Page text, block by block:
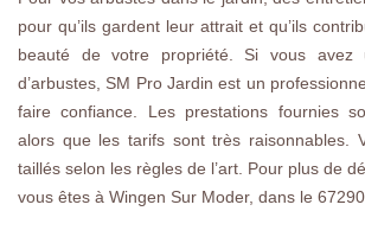
pour qu’ils gardent leur attrait et qu’ils
beauté de votre propriété. Si vous avez
d’arbustes, SM Pro Jardin est un
faire confiance. Les prestations fournies
alors que les tarifs sont très raisonnables.
taillés selon les règles de l’art. Pour plus de
vous êtes à Wingen Sur Moder, dans le 67290.